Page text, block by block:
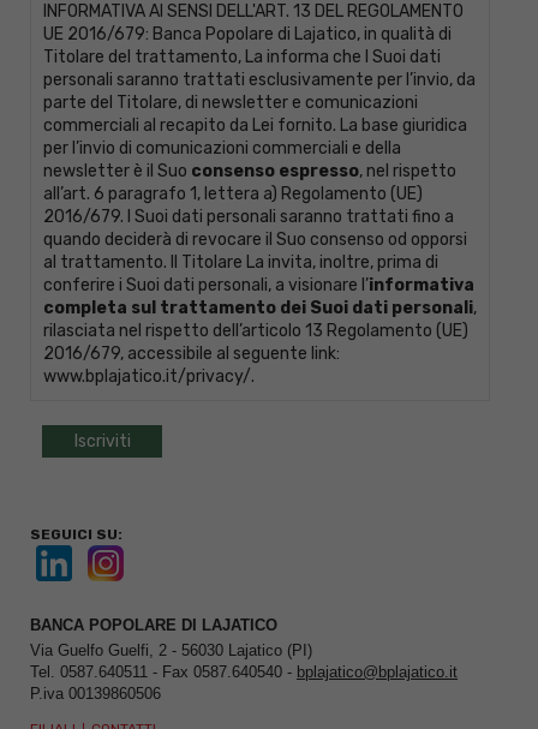
INFORMATIVA AI SENSI DELL'ART. 13 DEL REGOLAMENTO
UE 2016/679: Banca Popolare di Lajatico, in qualità di
Titolare del trattamento, La informa che I Suoi dati
personali saranno trattati esclusivamente per l’invio, da
parte del Titolare, di newsletter e comunicazioni
commerciali al recapito da Lei fornito. La base giuridica
per l’invio di comunicazioni commerciali e della
newsletter è il Suo consenso espresso, nel rispetto
all’art. 6 paragrafo 1, lettera a) Regolamento (UE)
2016/679. I Suoi dati personali saranno trattati fino a
quando deciderà di revocare il Suo consenso od opporsi
al trattamento. Il Titolare La invita, inoltre, prima di
conferire i Suoi dati personali, a visionare l’informativa
completa sul trattamento dei Suoi dati personali,
rilasciata nel rispetto dell’articolo 13 Regolamento (UE)
2016/679, accessibile al seguente link:
www.bplajatico.it/privacy/.
SEGUICI SU:
BANCA POPOLARE DI LAJATICO
Via Guelfo Guelfi, 2 - 56030 Lajatico (PI)
Tel. 0587.640511 - Fax 0587.640540 - bplajatico@bplajatico.it
P.iva 00139860506